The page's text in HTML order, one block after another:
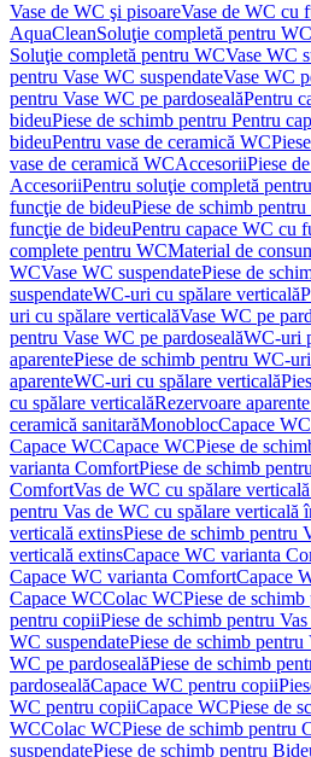
Vase de WC şi pisoareVase de WC cu
AquaCleanSoluţie completă pentru WC
Soluţie completă pentru WCVase WC
pentru Vase WC suspendateVase WC
pentru Vase WC pe pardosealăPentru
bideuPiese de schimb pentru Pentru
bideuPentru vase de ceramică WC
vase de ceramică WCAccesoriiPiese
AccesoriiPentru soluţie completă
funcţie de bideuPiese de schimb
funcţie de bideuPentru capace WC cu
complete pentru WCMaterial de
WCVase WC suspendatePiese de
suspendateWC-uri cu spălare verticală
uri cu spălare verticalăVase WC pe
pentru Vase WC pe pardosealăWC-uri
aparentePiese de schimb pentru WC-
aparenteWC-uri cu spălare verticală
cu spălare verticalăRezervoare
ceramică sanitarăMonoblocCapace WC
Capace WCCapace WCPiese de
varianta ComfortPiese de schimb
ComfortVas de WC cu spălare
pentru Vas de WC cu spălare verticală
verticală extinsPiese de schimb pentru
verticală extinsCapace WC varianta
Capace WC varianta ComfortCapace
Capace WCColac WCPiese de
pentru copiiPiese de schimb pentru
WC suspendatePiese de schimb pentru
WC pe pardosealăPiese de schimb
pardosealăCapace WC pentru copii
WC pentru copiiCapace WCPiese de
WCColac WCPiese de schimb pentru
suspendatePiese de schimb pentru